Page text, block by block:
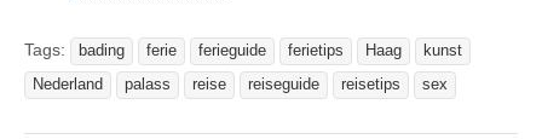
Tags: bading ferie ferieguide ferietips Haag
kunst
Nederland
palass reise reiseguide reisetips sex